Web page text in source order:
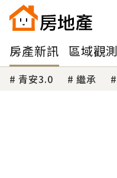
房產新訊 區域觀
青安3.0 繼承